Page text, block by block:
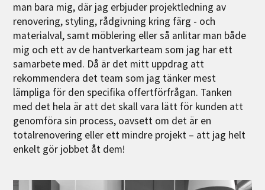
man bara mig, där jag erbjuder projektledning av
renovering, styling, rådgivning kring färg - och
materialval, samt möblering eller så anlitar man både
mig och ett av de hantverkarteam som jag har ett
samarbete med. Då är det mitt uppdrag att
rekommendera det team som jag tänker mest
lämpliga för den specifika offertförfrågan. Tanken
med det hela är att det skall vara lätt för kunden att
genomföra sin process, oavsett om det är en
totalrenovering eller ett mindre projekt – att jag helt
enkelt gör jobbet åt dem!